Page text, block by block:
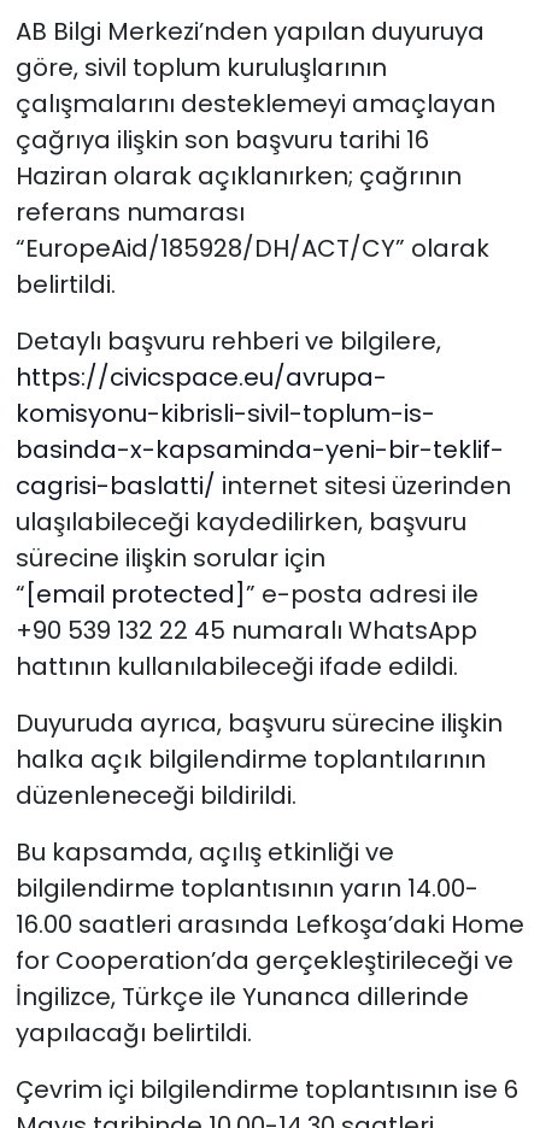
AB Bilgi Merkezi’nden yapılan duyuruya
göre, sivil toplum kuruluşlarının
çalışmalarını desteklemeyi amaçlayan
çağrıya ilişkin son başvuru tarihi 16
Haziran olarak açıklanırken; çağrının
referans numarası
“EuropeAid/185928/DH/ACT/CY” olarak
belirtildi.
Detaylı başvuru rehberi ve bilgilere,
https://civicspace.eu/avrupa-
komisyonu-kibrisli-sivil-toplum-is-
basinda-x-kapsaminda-yeni-bir-teklif-
cagrisi-baslatti/ internet sitesi üzerinden
ulaşılabileceği kaydedilirken, başvuru
sürecine ilişkin sorular için
“ [email protected]” e-posta adresi ile
+90 539 132 22 45 numaralı WhatsApp
hattının kullanılabileceği ifade edildi.
Duyuruda ayrıca, başvuru sürecine ilişkin
halka açık bilgilendirme toplantılarının
düzenleneceği bildirildi.
Bu kapsamda, açılış etkinliği ve
bilgilendirme toplantısının yarın 14.00-
16.00 saatleri arasında Lefkoşa’daki Home
for Cooperation’da gerçekleştirileceği ve
İngilizce, Türkçe ile Yunanca dillerinde
yapılacağı belirtildi.
Çevrim içi bilgilendirme toplantısının ise 6
TÜRKiYE
Video Galeri
YAŞAM
Yazarlar